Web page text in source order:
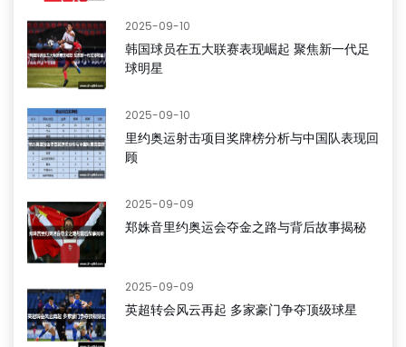
2025-09-10
韩国球员在五大联赛表现崛起 聚焦新一代足
球明星
2025-09-10
里约奥运射击项目奖牌榜分析与中国队表现回
顾
2025-09-09
郑姝音里约奥运会夺金之路与背后故事揭秘
2025-09-09
英超转会风云再起 多家豪门争夺顶级球星